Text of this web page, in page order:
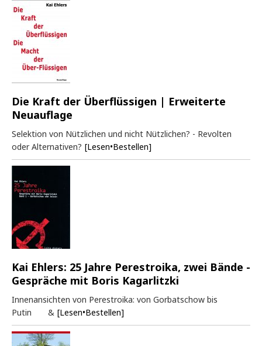
Die Kraft der Überflüssigen | Erweiterte
Neuauflage
Selektion von Nützlichen und nicht Nützlichen? - Revolten
oder Alternativen? [Lesen•Bestellen]
Kai Ehlers: 25 Jahre Perestroika, zwei Bände -
Gespräche mit Boris Kagarlitzki
Innenansichten von Perestroika: von Gorbatschow bis
Putin & [Lesen•Bestellen]